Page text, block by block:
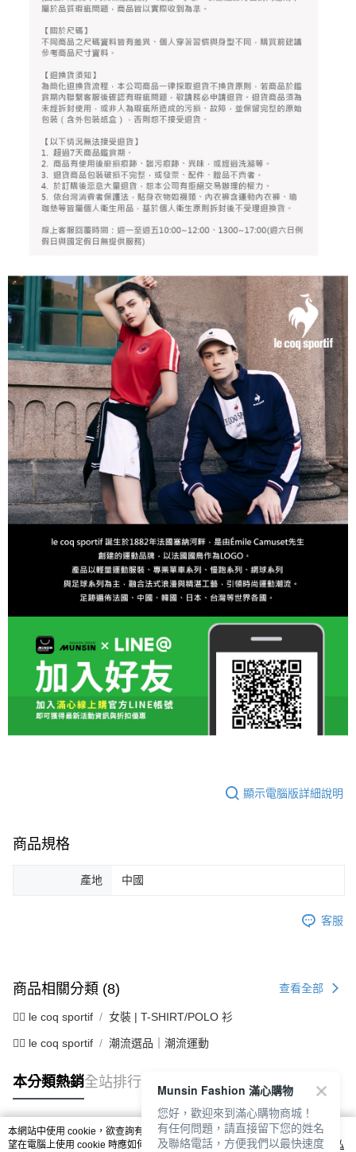
顯示電腦版詳細說明
商品規格
產地 中國
客服
商品相關分類 (8) 查看全部
🚴‍♂️ le coq sportif 女裝 | T-SHIRT/POLO 衫
🚴‍♂️ le coq sportif 潮流選品｜潮流運動
本分類熱銷全站排行
熱門標籤
本網站中使用 cookie，欲查詢有關本網站使用 cookie 方式之詳情，及若您不希
望在電腦上使用 cookie 時應如何變更電腦的 cookie 設定，請參閱本網站「
隱私
Munsin Fashion 滿心購物
您好，歡迎來到滿心購物商城！
有任何問題，請直接留下您的姓名
及聯絡電話，方便我們以最快速度